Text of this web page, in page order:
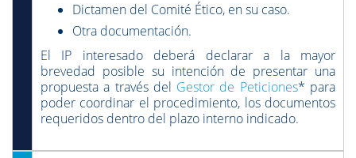
Dictamen del Comité Ético, en su caso.
Otra documentación.
El IP interesado deberá declarar a la mayor
brevedad posible su intención de presentar una
propuesta a través del Gestor de Peticiones* para
poder coordinar el procedimiento, los documentos
requeridos dentro del plazo interno indicado.